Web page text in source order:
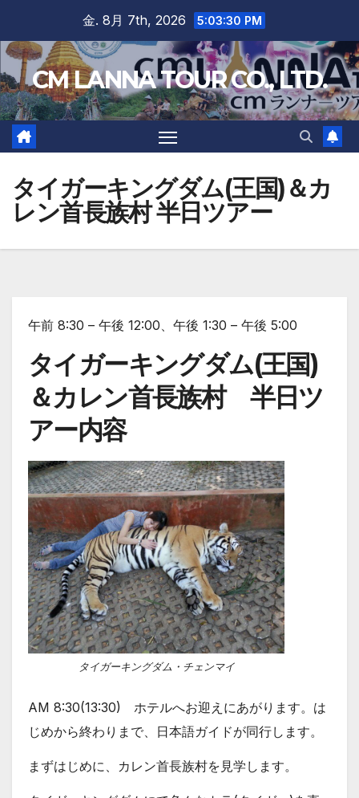
content
金. 8月 7th, 2026 5:03:31 PM
CM LANNA TOUR CO., LTD.
タイガーキングダム(王国)＆カ
レン首長族村 半日ツアー
午前 8:30 – 午後 12:00、午後 1:30 – 午後 5:00
タイガーキングダム(王国)
＆カレン首長族村 半日ツ
アー内容
タイガーキングダム・チェンマイ
AM 8:30(13:30) ホテルへお迎えにあがります。は
じめから終わりまで、日本語ガイドが同行します。
まずはじめに、カレン首長族村を見学します。